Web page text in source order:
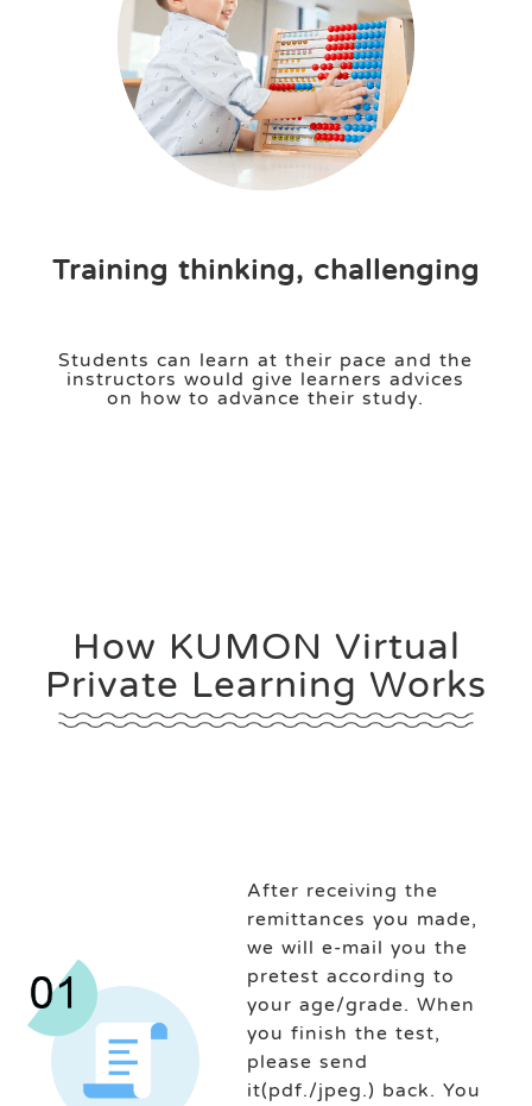
Training thinking, challenging
Students can learn at their pace and the
instructors would give learners advices
on how to advance their study.
How KUMON Virtual
Private Learning Works
After receiving the
remittances you made,
we will e-mail you the
pretest according to
your age/grade. When
you finish the test,
please send
it(pdf./jpeg.) back. You